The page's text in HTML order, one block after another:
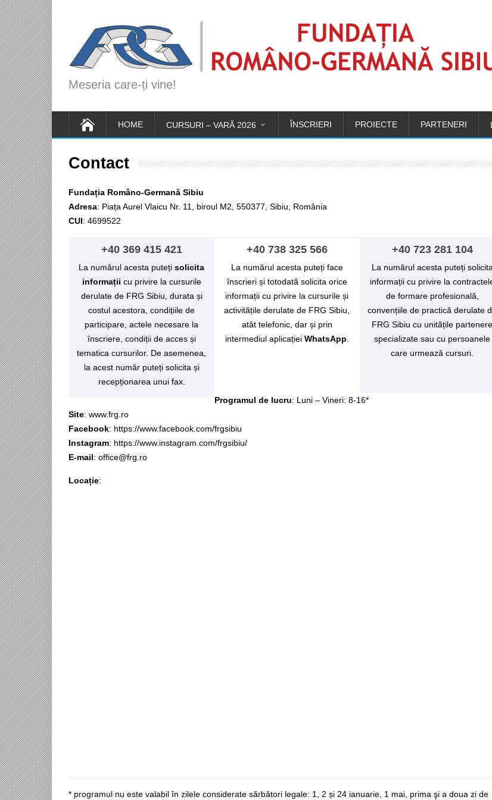
Meseria care-ți vine!
HOME CURSURI – VARĂ 2026 ÎNSCRIERI PROIECTE PARTENERI
Contact
Fundația Româno-Germană Sibiu
Adresa: Piața Aurel Vlaicu Nr. 11, biroul M2, 550377, Sibiu, România
CUI: 4699522
+40 369 415 421
La numărul acesta putețisolicita
informații cu privire la cursurile
derulate de FRG Sibiu, durata și
costul acestora, condițiile de
participare, actele necesare la
înscriere, condiții de acces și
tematica cursurilor. De asemenea,
la acest număr puteți solicita și
recepționarea unui fax.
+40 738 325 566
La numărul acesta puteți face
înscrieri și totodată solicita orice
informații cu privire la cursurile și
activitățile derulate de FRG Sibiu,
atât telefonic, dar și prin
intermediul aplicației WhatsApp
+40 723 281 104
La numărul acesta puteți solicita
informații cu privire la
de formare profesională,
convențiile de practică derulate
FRG Sibiu cu unitățile partenere
specializate sau cu persoanele
care urmează cursuri.
Programul de lucru: Luni – Vineri: 8-16*
Site: www.frg.ro
Facebook: https://www.facebook.com/frgsibiu
Instagram: https://www.instagram.com/frgsibiu/
E-mail: office@frg.ro
Locație:
* programul nu este valabil în zilele considerate sărbători legale: 1, 2 și 24 ianuarie, 1 mai, prima şi a doua zi de